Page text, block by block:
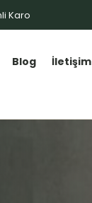
Karo
Blog İletişim